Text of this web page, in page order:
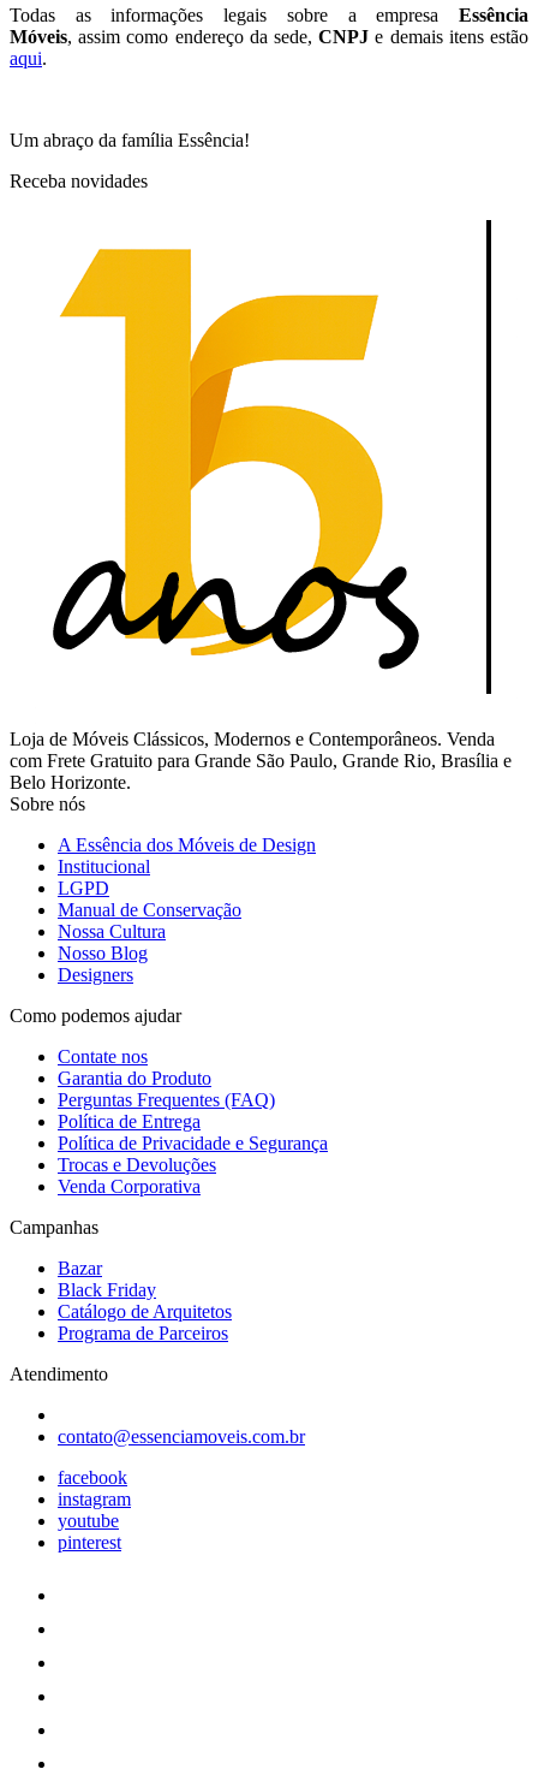
Todas as informações legais sobre a empresa Essência
Móveis, assim como endereço da sede,CNPJ e demais itens estão
aqui.
Um abraço da família Essência!
Receba novidades
Loja de Móveis Clássicos, Modernos e Contemporâneos. Venda
com Frete Gratuito para Grande São Paulo, Grande Rio, Brasília e
Belo Horizonte.
Sobre nós
A Essência dos Móveis de Design
Institucional
LGPD
Manual de Conservação
Nossa Cultura
Nosso Blog
Designers
Como podemos ajudar
Contate nos
Garantia do Produto
Perguntas Frequentes (FAQ)
Política de Entrega
Política de Privacidade e Segurança
Trocas e Devoluções
Venda Corporativa
Campanhas
Bazar
Black Friday
Catálogo de Arquitetos
Programa de Parceiros
Atendimento
contato@essenciamoveis.com.br
facebook
instagram
youtube
pinterest